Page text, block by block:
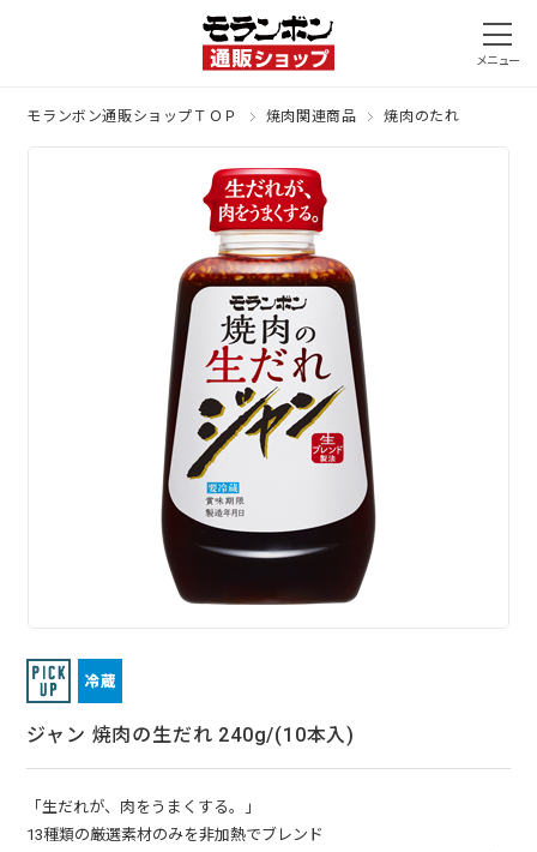
モランボン通販ショップＴＯＰ 焼肉関連商品 焼肉のたれ
ジャン 焼肉の生だれ 240g/(10本入)
「生だれが、肉をうまくする。」
13種類の厳選素材のみを非加熱でブレンド